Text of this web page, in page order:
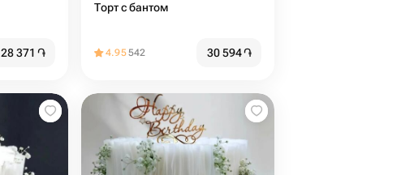
28 371 ֏
Торт с бантом
4.95542 30 594֏